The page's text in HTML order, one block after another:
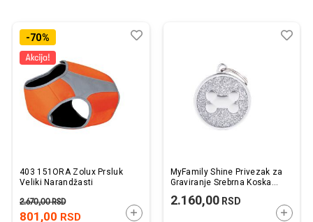
-70%
403 151ORA Zolux Prsluk
Veliki Narandžasti
801,00 RSD
2.670,00RSD
DODAJTE U KORPU
Dodaj
Uporedi
MyFamily Shine Privezak za
Graviranje Srebrna Koska
2.160,00RSD